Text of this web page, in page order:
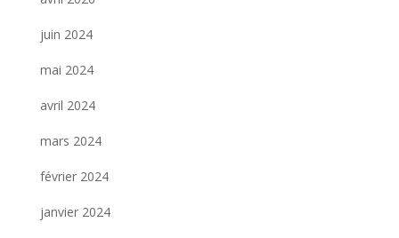
juin 2024
mai 2024
avril 2024
mars 2024
février 2024
janvier 2024